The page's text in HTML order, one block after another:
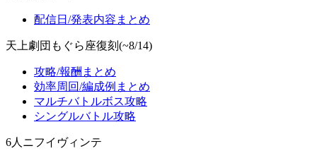
配信日/発表内容まとめ
天上劇団もぐら座復刻(~8/14)
攻略/報酬まとめ
効率周回/編成例まとめ
マルチバトルボス攻略
シングルバトル攻略
6人ニフイヴィンテ